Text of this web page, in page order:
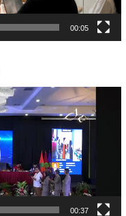
00:05
00:37